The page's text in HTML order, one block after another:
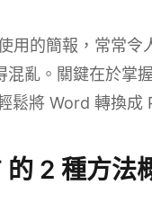
用的簡報，常常令
亂。關鍵在於掌
鬆將 Word 轉換成
2 種方法